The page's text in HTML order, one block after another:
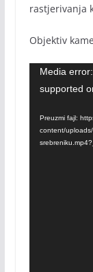
rastjerivanja
Objektiv
Video
Player
Media
supported
Preuzmi fajl:
content/